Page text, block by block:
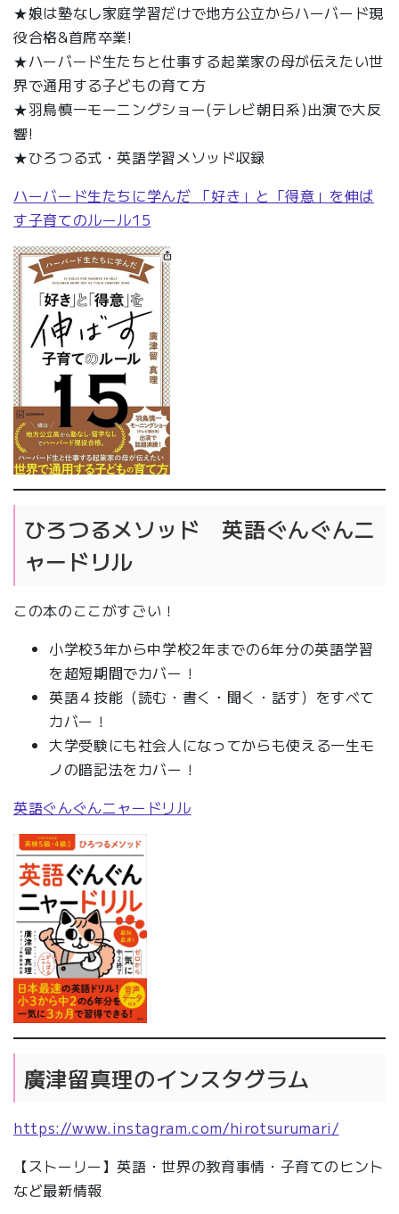
★娘は塾なし家庭学習だけで地方公立からハーバード現
役合格&首席卒業!
★ハーバード生たちと仕事する起業家の母が伝えたい世
界で通用する子どもの育て方
★羽鳥慎一モーニングショー(テレビ朝日系)出演で大反
響!
★ひろつる式・英語学習メソッド収録
ハーバード生たちに学んだ 「好き」と「得意」を伸ば
す子育てのルール15
ひろつるメソッド 英語ぐんぐんニ
ャードリル
この本のここがすごい！
小学校3年から中学校2年までの6年分の英語学習
を超短期間でカバー！
英語４技能（読む・書く・聞く・話す）をすべて
カバー！
大学受験にも社会人になってからも使える一生モ
ノの暗記法をカバー！
英語ぐんぐんニャードリル
廣津留真理のインスタグラム
https://www.instagram.com/hirotsurumari/
【ストーリー】英語・世界の教育事情・子育てのヒント
など最新情報